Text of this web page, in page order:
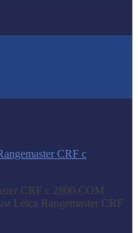
CRF с
CRF с 2800.COM
Leica Rangemaster CRF